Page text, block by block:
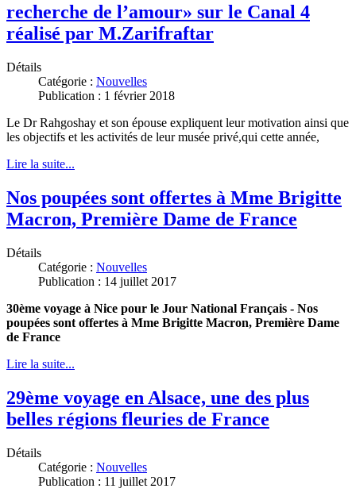
recherche de l’amour» sur le Canal 4
réalisé par M.Zarifraftar
Détails
Catégorie : Nouvelles
Publication : 1 février 2018
Le Dr Rahgoshay et son épouse expliquent leur motivation ainsi que
les objectifs et les activités de leur musée privé,qui cette année,
Lire la suite...
Nos poupées sont offertes à Mme Brigitte
Macron, Première Dame de France
Détails
Catégorie : Nouvelles
Publication : 14 juillet 2017
30ème voyage à Nice pour le Jour National Français - Nos
poupées sont offertes à Mme Brigitte Macron, Première Dame
de France
Lire la suite...
29ème voyage en Alsace, une des plus
belles régions fleuries de France
Détails
Catégorie : Nouvelles
Publication : 11 juillet 2017